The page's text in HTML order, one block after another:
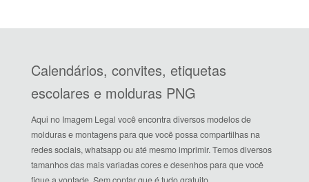
Calendários, convites, etiquetas
escolares e molduras PNG
Aqui no Imagem Legal você encontra diversos modelos de
molduras e montagens para que você possa compartilhas na
redes sociais, whatsapp ou até mesmo imprimir. Temos diversos
tamanhos das mais variadas cores e desenhos para que você